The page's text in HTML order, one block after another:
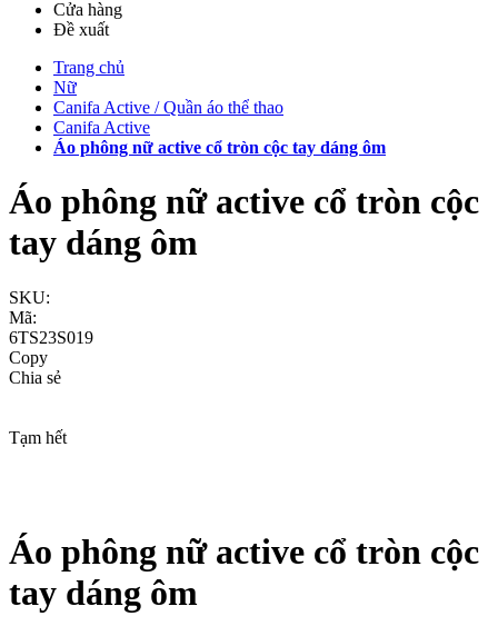
Cửa hàng
Đề xuất
Trang chủ
Nữ
Canifa Active / Quần áo thể thao
Canifa Active
Áo phông nữ active cổ tròn cộc tay dáng ôm
Áo phông nữ active cổ tròn cộc
tay dáng ôm
SKU:
Mã:
6TS23S019
Copy
Chia sẻ
Tạm hết
Áo phông nữ active cổ tròn cộc
tay dáng ôm